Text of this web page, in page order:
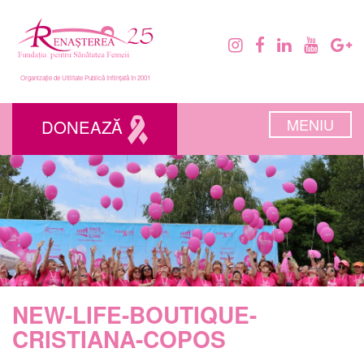
Organizație de Utilitate Publică înființată în 2001
DONEAZĂ MENIU
NEW-LIFE-BOUTIQUE-
CRISTIANA-COPOS